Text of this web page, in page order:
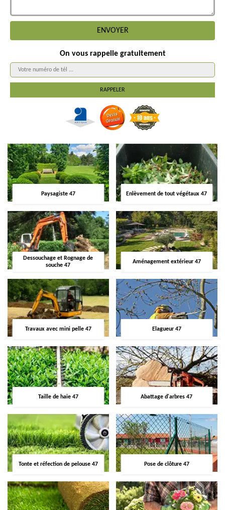
On vous rappelle gratuitement
Paysagiste 47 Enlèvement de tout végétaux 47
Dessouchage et Rognage de
souche 47
Aménagement extérieur 47
Travaux avec mini pelle 47 Elagueur 47
Taille de haie 47 Abattage d'arbres 47
Tonte et réfection de pelouse 47 Pose de clôture 47